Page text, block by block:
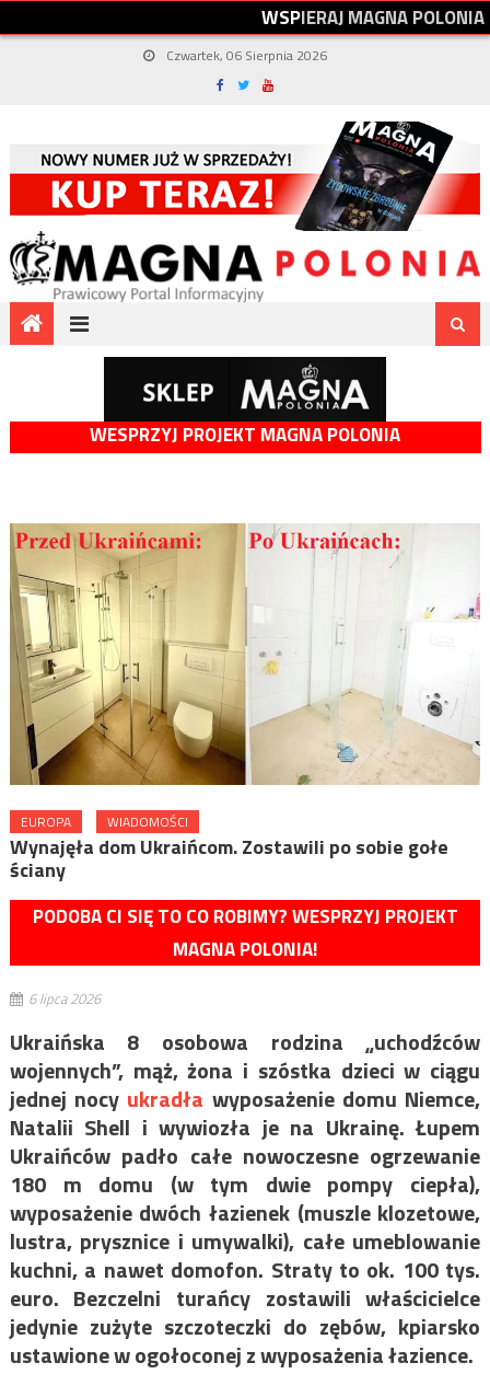
WSPIERAJMAGNAPOLONIA
Czwartek, 06 Sierpnia 2026
WESPRZYJ PROJEKT MAGNA POLONIA
EUROPA WIADOMOŚCI
Wynajęła dom Ukraińcom. Zostawili po sobie gołe
ściany
PODOBA CI SIĘ TO CO ROBIMY? WESPRZYJ PROJEKT
MAGNA POLONIA!
6 lipca 2026
Ukraińska 8 osobowa rodzina „uchodźców
wojennych”, mąż, żona i szóstka dzieci w ciągu
jednej nocy ukradła wyposażenie domu Niemce,
Natalii Shell i wywiozła je na Ukrainę. Łupem
Ukraińców padło całe nowoczesne ogrzewanie
180 m domu (w tym dwie pompy ciepła),
wyposażenie dwóch łazienek (muszle klozetowe,
lustra, prysznice i umywalki), całe umeblowanie
kuchni, a nawet domofon. Straty to ok. 100 tys.
euro. Bezczelni turańcy zostawili właścicielce
jedynie zużyte szczoteczki do zębów, kpiarsko
ustawione w ogołoconej z wyposażenia łazience.